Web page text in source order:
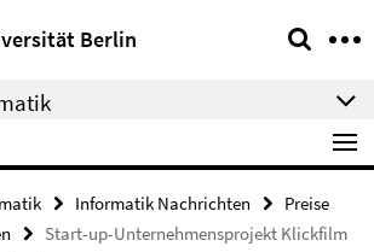
Berlin
Informatik Nachrichten
Preise
Start-up-Unternehmensprojekt Klickfilm